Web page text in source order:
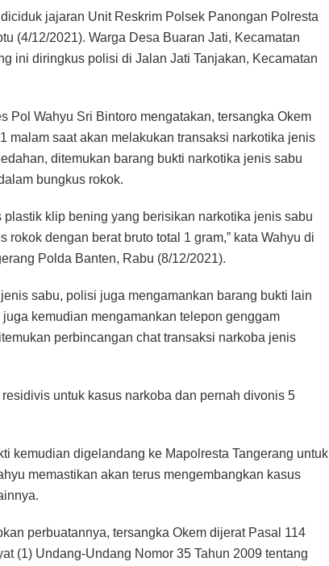
jajaran Unit Reskrim Polsek Panongan Polresta
(4/12/2021). Warga Desa Buaran Jati, Kecamatan
ini diringkus polisi di Jalan Jati Tanjakan, Kecamatan
Pol Wahyu Sri Bintoro mengatakan, tersangka Okem
malam saat akan melakukan transaksi narkotika jenis
ditemukan barang bukti narkotika jenis sabu
bungkus rokok.
plastik klip bening yang berisikan narkotika jenis sabu
rokok dengan berat bruto total 1 gram,” kata Wahyu di
Polda Banten, Rabu (8/12/2021).
sabu, polisi juga mengamankan barang bukti lain
kemudian mengamankan telepon genggam
perbincangan chat transaksi narkoba jenis
untuk kasus narkoba dan pernah divonis 5
kemudian digelandang ke Mapolresta Tangerang untuk
memastikan akan terus mengembangkan kasus
perbuatannya, tersangka Okem dijerat Pasal 114
(1) Undang-Undang Nomor 35 Tahun 2009 tentang